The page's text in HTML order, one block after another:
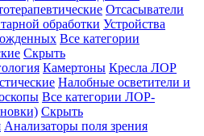
Отсасыватели
обработки Устройства
Все категории
Скрыть
Камертоны Кресла ЛОР
Налобные осветители и
Все категории ЛОР-
Скрыть
Анализаторы поля зрения